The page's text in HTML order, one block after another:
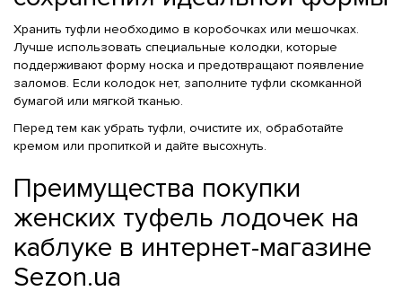
Хранить туфли необходимо в коробочках или мешочках.
Лучше использовать специальные колодки, которые
поддерживают форму носка и предотвращают появление
заломов. Если колодок нет, заполните туфли скомканной
бумагой или мягкой тканью.
Перед тем как убрать туфли, очистите их, обработайте
кремом или пропиткой и дайте высохнуть.
Преимущества покупки
женских туфель лодочек на
каблуке в интернет-магазине
Sezon.ua